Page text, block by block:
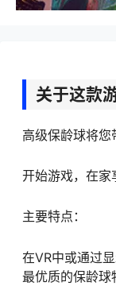
关于这款
高级保龄球将您
开始游戏，在家
主要特点：
在VR中或通过
最优质的保龄球